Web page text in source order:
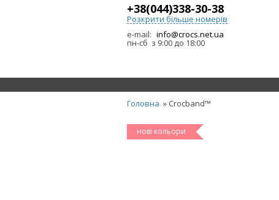
+38(044)338-30-38
Розкрити більше номерів
e-mail: info@crocs.net.ua
пн-сб з 9:00 до 18:00
Головна » Crocband™
нові кольори